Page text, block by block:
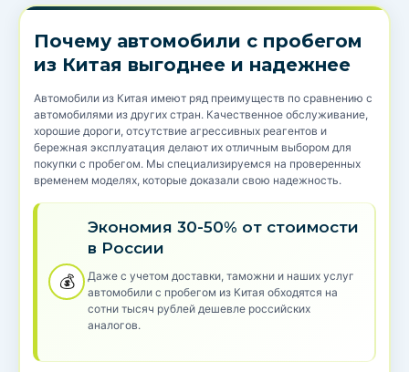
Почему автомобили с пробегом
из Китая выгоднее и надежнее
Автомобили из Китая имеют ряд преимуществ по сравнению с
автомобилями из других стран. Качественное обслуживание,
хорошие дороги, отсутствие агрессивных реагентов и
бережная эксплуатация делают их отличным выбором для
покупки с пробегом. Мы специализируемся на проверенных
временем моделях, которые доказали свою надежность.
💰
Экономия 30-50% от стоимости
в России
Даже с учетом доставки, таможни и наших услуг
автомобили с пробегом из Китая обходятся на
сотни тысяч рублей дешевле российских
аналогов.